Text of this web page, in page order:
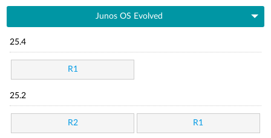
Junos OS Evolved
25.4
R1
25.2
R2 R1